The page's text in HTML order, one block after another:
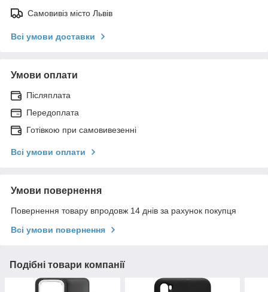
Самовивіз місто Львів
Всі умови доставки
Умови оплати
Післяплата
Передоплата
Готівкою при самовивезенні
Всі умови оплати
Умови повернення
Повернення товару впродовж 14 днів за рахунок покупця
Всі умови повернення
Подібні товари компанії